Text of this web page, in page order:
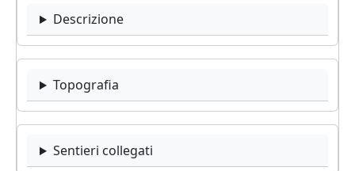
Descrizione
Topografia
Sentieri collegati